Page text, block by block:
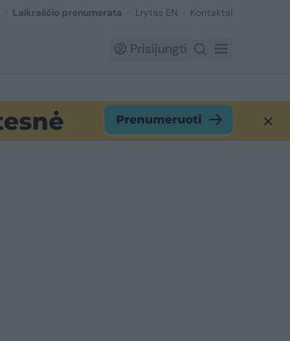
Laikraščio prenumerata Lrytas EN Kontaktai
Prisijungti